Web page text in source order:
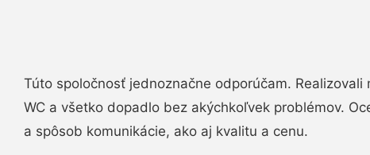
Túto spoločnosť jednoznačne odporúčam. Realizovali
WC a všetko dopadlo bez akýchkoľvek problémov.
a spôsob komunikácie, ako aj kvalitu a cenu.